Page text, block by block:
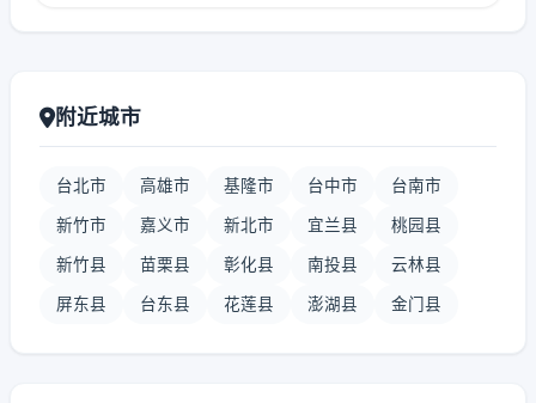
附近城市
台北市 高雄市 基隆市 台中市 台南市
新竹市 嘉义市 新北市 宜兰县 桃园县
新竹县 苗栗县 彰化县 南投县 云林县
屏东县 台东县 花莲县 澎湖县 金门县